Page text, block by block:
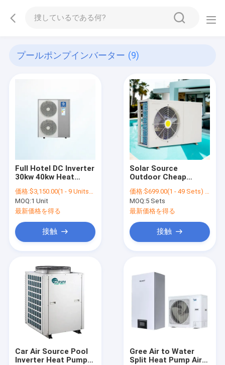
プールポンプインバーター (9)
Full Hotel DC Inverter
30kw 40kw Heat
Heat Pump
価格:$3,150.00(1 - 9 Units) $3,100.00(10 - 49 Units) $3,050.00(>=50 Units)
MOQ:1 Unit
最新価格を得る
接触
Solar Source
Outdoor Cheap
Pool Heat Pump
Cooling Water
Heater
価格:$699.00(1 - 49 Sets) $599.00(50 - 99 Sets) $569.00(>=100 Sets)
MOQ:5 Sets
最新価格を得る
接触
Car Air Source Pool
Inverter Heat Pump
Gree Air to Water
Split Heat Pump Air